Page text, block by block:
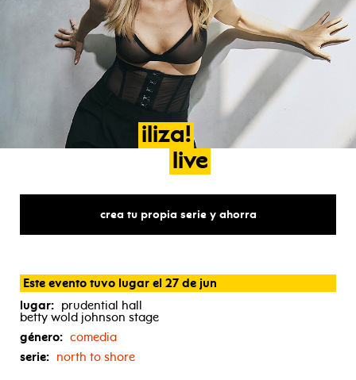
iliza!
live
crea tu propia serie y ahorra
Este evento tuvo lugar el 27 de jun
lugar: prudential hall
betty wold johnson stage
género: comedia
serie: north to shore